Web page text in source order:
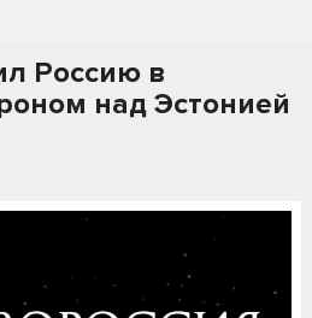
Россию в
над Эстонией